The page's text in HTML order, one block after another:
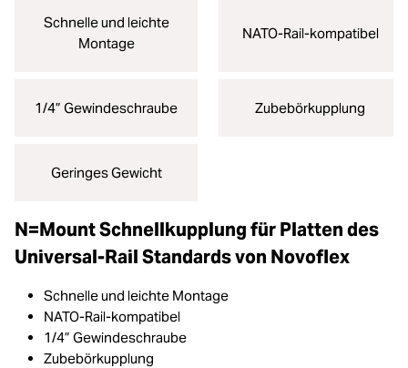
Schnelle und leichte
Montage
NATO-Rail-kompatibel
1/4” Gewindeschraube Zubebörkupplung
Geringes Gewicht
N=Mount Schnellkupplung für Platten des
Universal-Rail Standards von Novoflex
Schnelle und leichte Montage
NATO-Rail-kompatibel
1/4” Gewindeschraube
Zubebörkupplung